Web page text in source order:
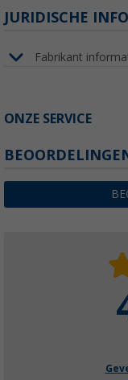
JURIDISCHE
Fabrikant
ONZE SERVICE